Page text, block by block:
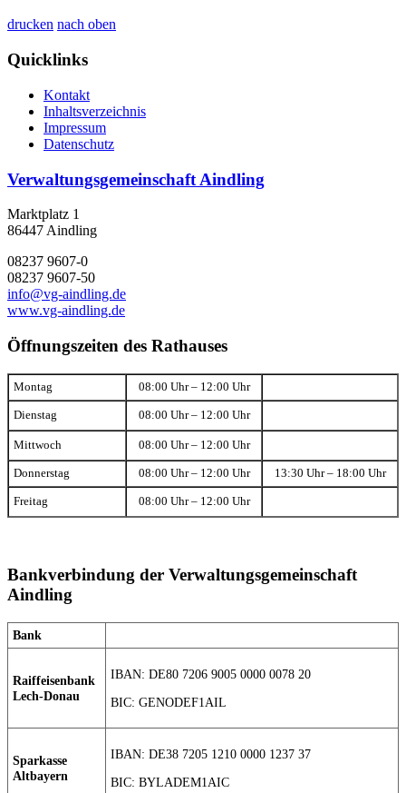
drucken nach oben
Quicklinks
Kontakt
Inhaltsverzeichnis
Impressum
Datenschutz
Verwaltungsgemeinschaft Aindling
Marktplatz 1
86447 Aindling
08237 9607-0
08237 9607-50
info@vg-aindling.de
www.vg-aindling.de
Öffnungszeiten des Rathauses
Montag 08:00 Uhr – 12:00 Uhr
Dienstag 08:00 Uhr – 12:00 Uhr
Mittwoch 08:00 Uhr – 12:00 Uhr
Donnerstag 08:00 Uhr – 12:00 Uhr 13:30 Uhr – 18:00 Uhr
Freitag 08:00 Uhr – 12:00 Uhr
Bankverbindung der Verwaltungsgemeinschaft
Aindling
Bank
Raiffeisenbank
Lech-Donau
IBAN: DE80 7206 9005 0000 0078 20
BIC: GENODEF1AIL
Sparkasse
Altbayern
IBAN: DE38 7205 1210 0000 1237 37
BIC: BYLADEM1AIC